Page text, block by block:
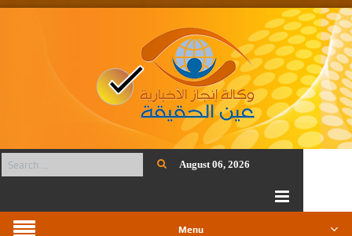
August 06, 2026
Menu